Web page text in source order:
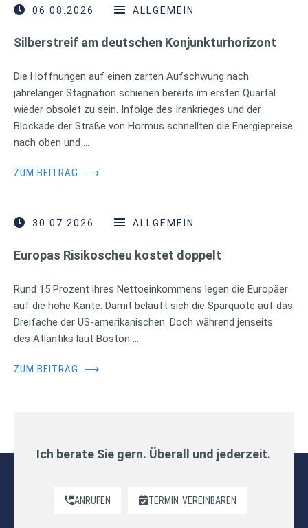
06.08.2026 ALLGEMEIN
Silberstreif am deutschen Konjunkturhorizont
Die Hoffnungen auf einen zarten Aufschwung nach
jahrelanger Stagnation schienen bereits im ersten Quartal
wieder obsolet zu sein. Infolge des Irankrieges und der
Blockade der Straße von Hormus schnellten die Energiepreise
nach oben und …
ZUM BEITRAG ⟶
30.07.2026 ALLGEMEIN
Europas Risikoscheu kostet doppelt
Rund 15 Prozent ihres Nettoeinkommens legen die Europäer
auf die hohe Kante. Damit beläuft sich die Sparquote auf das
Dreifache der US-amerikanischen. Doch während jenseits
des Atlantiks laut Boston …
ZUM BEITRAG ⟶
Ich berate Sie gern. Überall und jederzeit.
ANRUFEN TERMIN VEREINBAREN